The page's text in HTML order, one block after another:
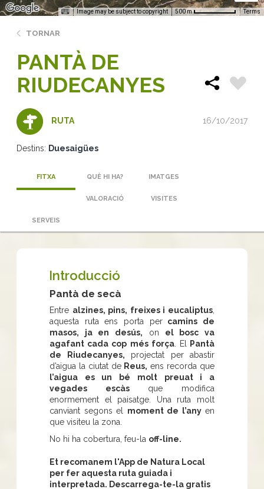
Image may be subject to copyright 500 m Terms
TORNAR
PANTÀ DE
RIUDECANYES
RUTA 16/10/2017
Destins: Duesaigües
FITXA QUÈ HI HA? IMATGES
VALORACIÓ VISITES
SERVEIS
Introducció
Pantà de secà
Entre alzines, pins, freixes i eucaliptus,
aquesta ruta ens porta percamins de
masos, ja en desús, on el bosc va
agafant cada cop més força. ElPantà
de Riudecanyes, projectat per abastir
d’aigua la ciutat de Reus, ens recorda que
l’aigua es un bé molt preuat i a
vegades escàsque modifica
enormement el paisatge. Una ruta molt
canviant segons el moment de l’anyen
que visiteu la zona.
No hi ha cobertura, feu-la off-line.
Et recomanem l'App de Natura Local
per fer aquesta ruta guiada i
interpretada. Descarrega-te-la gratis